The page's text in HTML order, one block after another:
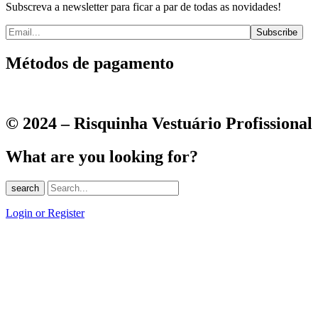
Subscreva a newsletter para ficar a par de todas as novidades!
Métodos de pagamento
© 2024 – Risquinha Vestuário Profissional
What are you looking for?
search
Login or Register